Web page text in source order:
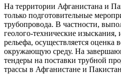
На территории Афганистана и
только подготовительные
трубопровода. В частности,
геолого-технические изыскания,
рельефа, осуществляется оценка
окружающую среду. На
тендеры на поставки трубной
трассы в Афганистане и